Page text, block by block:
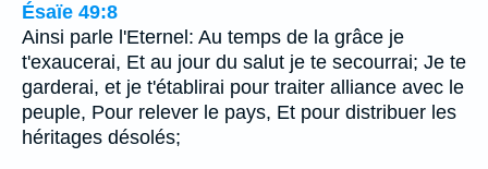
Ésaïe 49:8
Ainsi parle l'Eternel: Au temps de la grâce je
t'exaucerai, Et au jour du salut je te secourrai; Je te
garderai, et je t'établirai pour traiter alliance avec le
peuple, Pour relever le pays, Et pour distribuer les
héritages désolés;